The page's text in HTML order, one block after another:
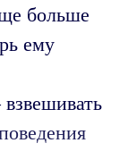
больше
ему